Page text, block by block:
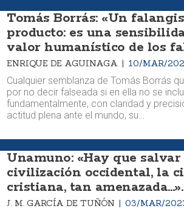
Tomás Borrás: «Un
producto: es una
valor humanístico de los
ENRIQUE DE AGUINAGA 10/MAR/
Cualquier semblanza de Tomás Borrás
por no decir falseada si en ella no se
fundamentalmente, con claridad y
actitud plena ante el mundo, su…
Unamuno: «Hay que
civilización occidental, la
cristiana, tan amenazada...».
J. M. GARCÍA DE TUÑÓN 03/MAR/